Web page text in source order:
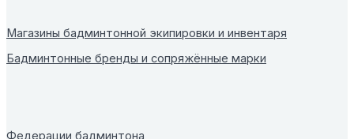
Магазины бадминтонной экипировки и инвентаря
Бадминтонные бренды и сопряжённые марки
Федерации бадминтона